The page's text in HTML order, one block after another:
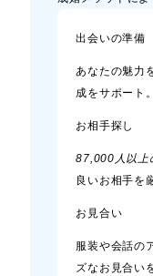
出会いの準備
あなたの魅力
成をサポート。
お相手探し
87,000人以上
良いお相手を
お見合い
服装や会話の
ズなお見合い